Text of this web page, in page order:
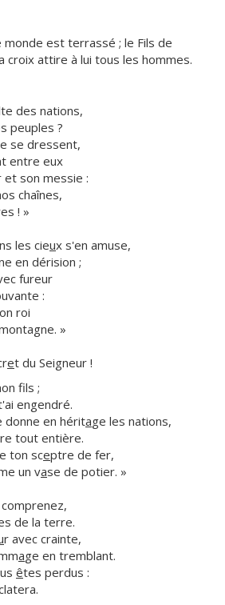
monde est terrassé ; le Fils de
croix attire à lui tous les hommes.
des nations,
peuples ?
se dressent,
entre eux
et son messie :
chaînes,
! »
les cieux s'en amuse,
en dérision ;
fureur
:
roi
»
et du Seigneur !
fils ;
engendré.
donne en héritage les nations,
tout entière.
ton sceptre de fer,
un vase de potier. »
de la terre.
r avec crainte,
age en tremblant.
êtes perdus :